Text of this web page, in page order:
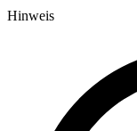
Hinweis